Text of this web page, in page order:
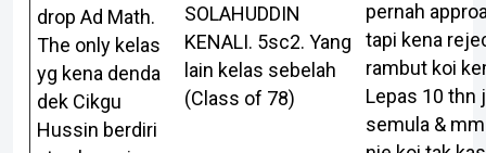
drop Ad Math.
The only kelas
yg kena denda
dek Cikgu
Hussin berdiri
SOLAHUDDIN
KENALI. 5sc2. Yang
lain kelas sebelah
(Class of 78)
pernah
tapi kena
rambut koi
Lepas 10 thn
semula &